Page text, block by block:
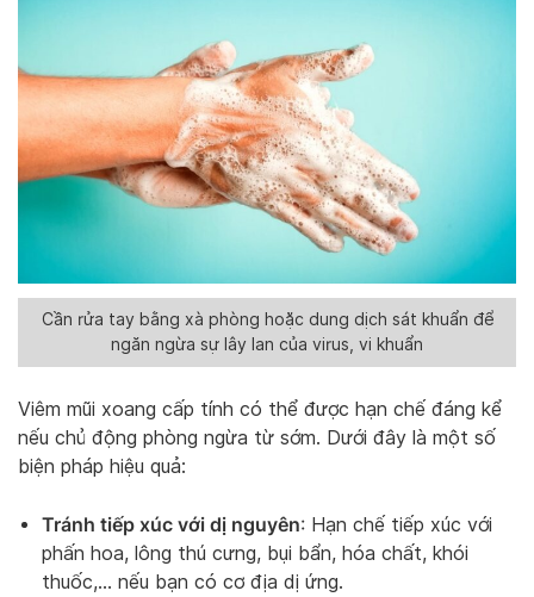
Cần rửa tay bằng xà phòng hoặc dung dịch sát khuẩn để
ngăn ngừa sự lây lan của virus, vi khuẩn
Viêm mũi xoang cấp tính có thể được hạn chế đáng kể
nếu chủ động phòng ngừa từ sớm. Dưới đây là một số
biện pháp hiệu quả:
Tránh tiếp xúc với dị nguyên: Hạn chế tiếp xúc với
phấn hoa, lông thú cưng, bụi bẩn, hóa chất, khói
thuốc,… nếu bạn có cơ địa dị ứng.